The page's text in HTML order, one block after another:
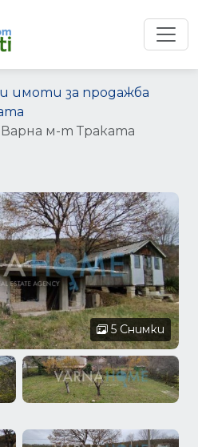
имоти за продажба
м-т Траката
5 Снимки